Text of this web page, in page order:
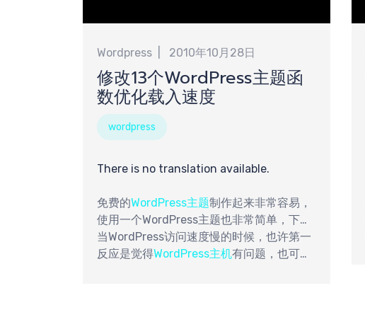
Wordpress 2010年10月28日
修改13个WordPress主题函
数优化载入速度
wordpress
There is no translation available.
免费的WordPress主题制作起来非常容易，
使用一个WordPress主题也非常简单，下载
主题，上传到相应的目录，后台激活即可。
当WordPress访问速度慢的时候，也许第一
反应是觉得WordPress主机有问题，也可能